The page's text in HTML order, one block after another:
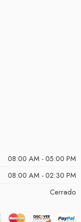
08:00 AM - 05:00 PM
08:00 AM - 02:30 PM
Cerrado